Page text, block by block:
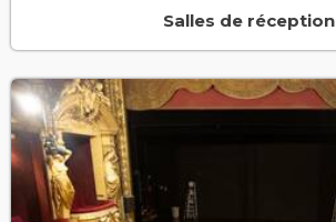
Salles de réception